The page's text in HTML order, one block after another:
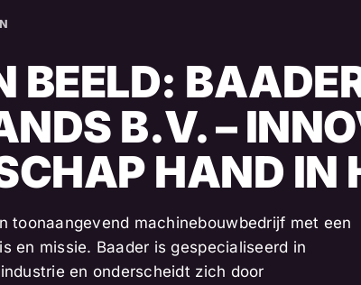
BEELD:
B.V. –
HAND IN
toonaangevend machinebouwbedrijf met een
en missie. Baader is gespecialiseerd in
en onderscheidt zich door